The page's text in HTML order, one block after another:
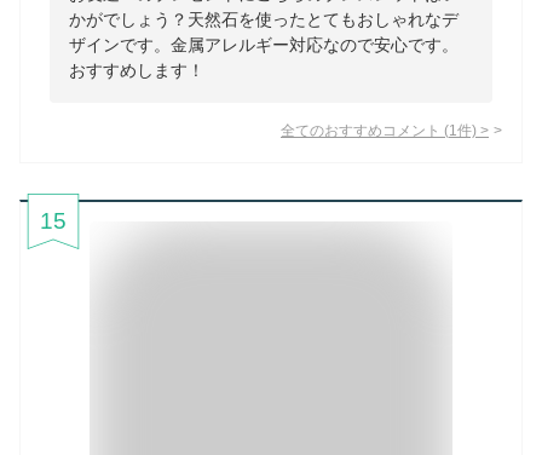
かがでしょう？天然石を使ったとてもおしゃれなデ
ザインです。金属アレルギー対応なので安心です。
おすすめします！
全てのおすすめコメント (1 件) >
15